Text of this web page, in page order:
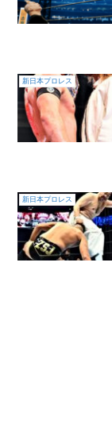
新日本プロレス
新日本プロレス